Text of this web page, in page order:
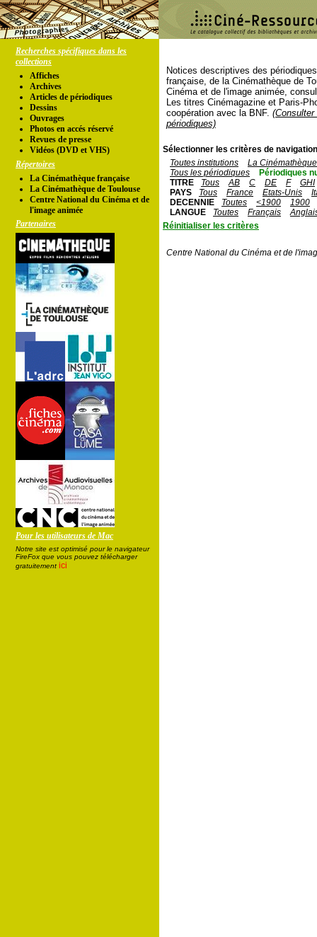
Recherches spécifiques dans les
collections
Affiches
Archives
Articles de périodiques
Dessins
Ouvrages
Photos en accés réservé
Revues de presse
Vidéos (DVD et VHS)
Répertoires
La Cinémathèque française
La Cinémathèque de Toulouse
Centre National du Cinéma et de
l'image animée
Partenaires
Pour les utilisateurs de Mac
Notre site est optimisé pour le navigateur
FireFox que vous pouvez télécharger
gratuitement ici
Notices descriptives des
française, de la Cinémathèque de
Cinéma et de l'image animée,
Les titres Cinémagazine et Paris-
coopération avec la BNF.
périodiques)
Sélectionner les critères de
Toutes institutions
La
Tous les périodiques
Périodiques
TITRE
Tous AB C DE F
GHI
PAYS
Tous France Etats-Unis
DECENNIE
Toutes <1900
1900
LANGUE
Toutes Français
Réinitialiser les critères
Centre National du Cinéma et de